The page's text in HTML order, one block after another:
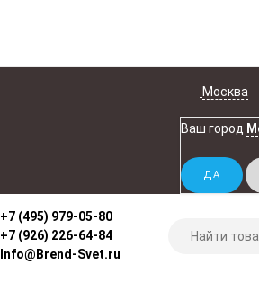
Москва
Ваш город
+7 (495) 979-05-80
+7 (926) 226-64-84
Info@Brend-Svet.ru